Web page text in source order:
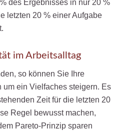
des Ergebnisses in nur 20 %
letzten 20 % einer Aufgabe
im Arbeitsalltag
so können Sie Ihre
um ein Vielfaches steigern. Es
Zeit für die letzten 20
Regel bewusst machen,
Pareto-Prinzip sparen